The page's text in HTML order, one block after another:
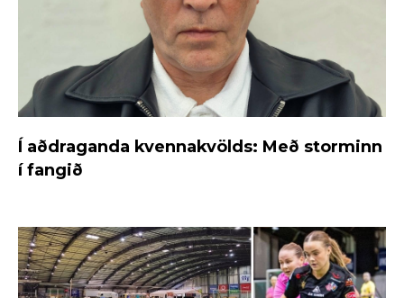
Í aðdraganda kvennakvölds: Með storminn
í fangið